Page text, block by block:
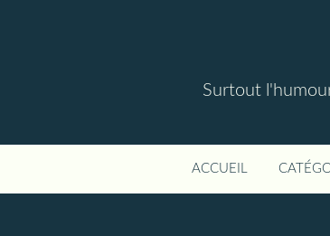
Surtout
ACCUEIL